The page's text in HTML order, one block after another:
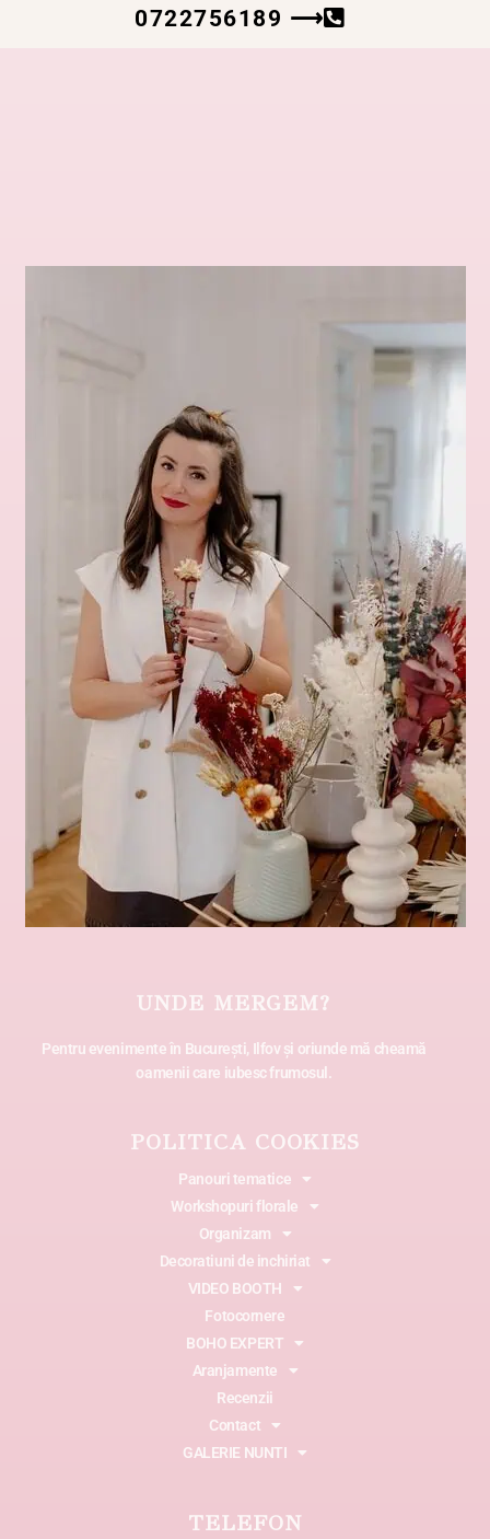
0722756189 ⟶
UNDE MERGEM?
Pentru evenimente în București, Ilfov și oriunde mă cheamă
oamenii care iubesc frumosul.
POLITICA COOKIES
Panouri tematice
Workshopuri florale
Organizam
Decoratiuni de inchiriat
VIDEO BOOTH
Fotocornere
BOHO EXPERT
Aranjamente
Recenzii
Contact
GALERIE NUNTI
TELEFON